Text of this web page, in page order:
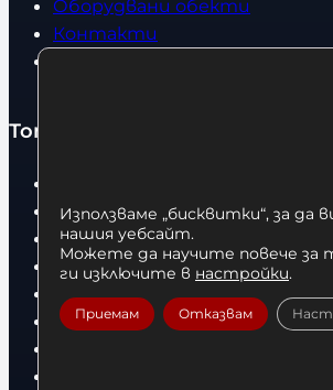
Оборудвани обекти
Контакти
Топ категории
Боксови чували
Боксови ръкавици
Дрехи
Детски дрехи
Суичъри
Използваме „бисквитки“, за да
нашия уебсайт.
Можете да научите повече за
ги изключите в настройки.
Приемам Отказвам